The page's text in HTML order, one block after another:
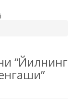
“Йилнинг